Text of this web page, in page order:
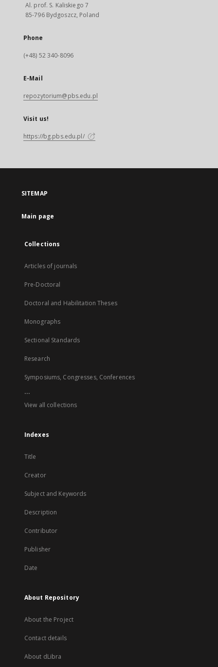
Al. prof. S. Kaliskiego 7
85-796 Bydgoszcz, Poland
Phone
(+48) 52 340-8096
E-Mail
repozytorium@pbs.edu.pl
Visit us!
https://bg.pbs.edu.pl/
SITEMAP
Main page
Collections
Articles of journals
Pre-Doctoral
Doctoral and Habilitation Theses
Monographs
Sectional Standards
Research
Symposiums, Congresses, Conferences
...
View all collections
Indexes
Title
Creator
Subject and Keywords
Description
Contributor
Publisher
Date
About Repository
About the Project
Contact details
About dLibra